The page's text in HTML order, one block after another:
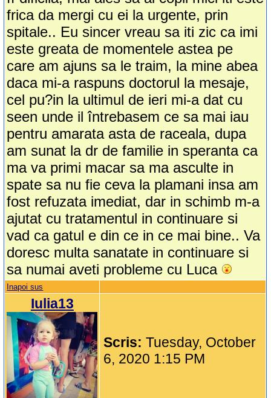
frica da mergi cu ei la urgente, prin
spitale.. Eu sincer vreau sa iti zic ca imi
este greata de momentele astea pe
care am ajuns sa le traim, la mine abea
daca mi-a raspuns doctorul la mesaje,
cel pu?in la ultimul de ieri mi-a dat cu
seen unde il întrebasem ce sa mai iau
pentru amarata asta de raceala, dupa
am sunat la dr de familie in speranta ca
ma va primi macar sa ma asculte in
spate sa nu fie ceva la plamani insa am
fost refuzata imediat, dar in schimb m-a
ajutat cu tratamentul in continuare si
vad ca gatul e din ce in ce mai bine.. Va
doresc multa sanatate in continuare si
sa numai aveti probleme cu Luca
Inapoi sus
Iulia13
Scris:Tuesday, October
6, 2020 1:15 PM